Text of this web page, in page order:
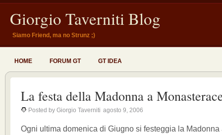
Giorgio Taverniti Blog
Siamo Friend, ma no Strunz ;)
HOME FORUM GT GT IDEA
La festa della Madonna a
Posted by Giorgio Taverniti agosto 9, 2006
Ogni ultima domenica di Giugno si festeggia la Madonna